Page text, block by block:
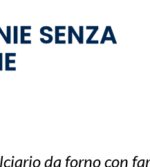
SENZA
da forno con